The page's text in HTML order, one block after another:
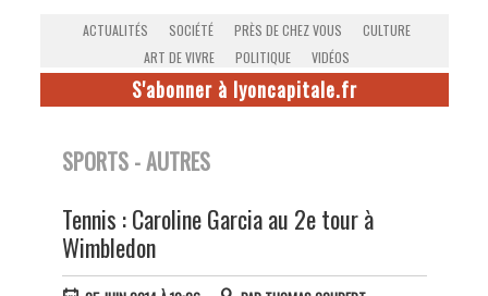
ACTUALITÉS SOCIÉTÉ PRÈS DE CHEZ VOUS
CULTURE
ART DE VIVRE
POLITIQUE VIDÉOS
S'abonner à lyoncapitale.fr
SPORTS - AUTRES
Tennis : Caroline Garcia au 2e tour à
Wimbledon